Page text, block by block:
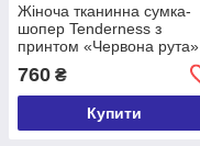
Жіноча тканинна сумка-
шопер Tenderness з
принтом «Червона рута»
760 ₴
Купити